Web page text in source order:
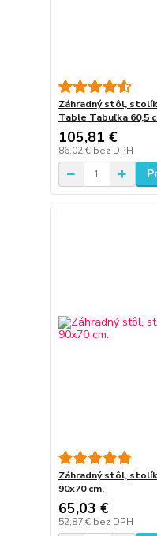
Záhradný stôl,
Table Tabuľka 60,5
105,81 €
86,02 € bez DPH
Záhradný stôl,
90x70 cm.
65,03 €
52,87 € bez DPH